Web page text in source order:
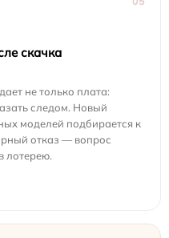
скачка
не только плата:
следом. Новый
моделей подбирается к
отказ — вопрос
лотерею.